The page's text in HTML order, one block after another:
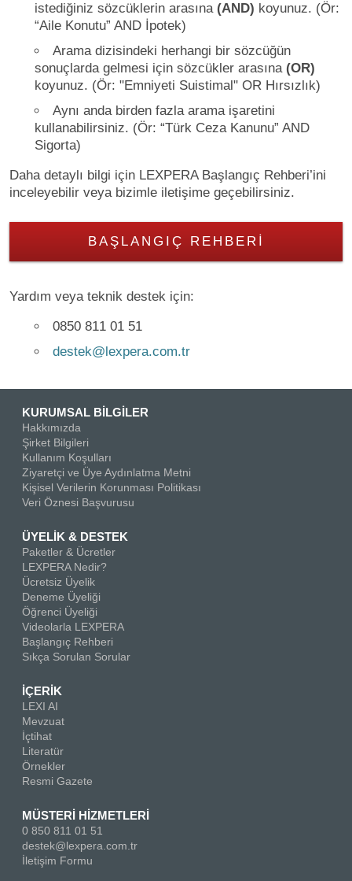
istediğiniz sözcüklerin arasına (AND) koyunuz. (Ör:
“Aile Konutu” AND İpotek)
Arama dizisindeki herhangi bir sözcüğün
sonuçlarda gelmesi için sözcükler arasına (OR)
koyunuz. (Ör: "Emniyeti Suistimal" OR Hırsızlık)
Aynı anda birden fazla arama işaretini
kullanabilirsiniz. (Ör: “Türk Ceza Kanunu” AND
Sigorta)
Daha detaylı bilgi için LEXPERA Başlangıç Rehberi’ini
inceleyebilir veya bizimle iletişime geçebilirsiniz.
BAŞLANGIÇ REHBERI
Yardım veya teknik destek için:
0850 811 01 51
destek@lexpera.com.tr
KURUMSAL BİLGİLER
Hakkımızda
Şirket Bilgileri
Kullanım Koşulları
Ziyaretçi ve Üye Aydınlatma Metni
Kişisel Verilerin Korunması Politikası
Veri Öznesi Başvurusu
ÜYELİK & DESTEK
Paketler & Ücretler
LEXPERA Nedir?
Ücretsiz Üyelik
Deneme Üyeliği
Öğrenci Üyeliği
Videolarla LEXPERA
Başlangıç Rehberi
Sıkça Sorulan Sorular
İÇERİK
LEXI AI
Mevzuat
İçtihat
Literatür
Örnekler
Resmi Gazete
MÜSTERİ HİZMETLERİ
0 850 811 01 51
destek@lexpera.com.tr
İletişim Formu